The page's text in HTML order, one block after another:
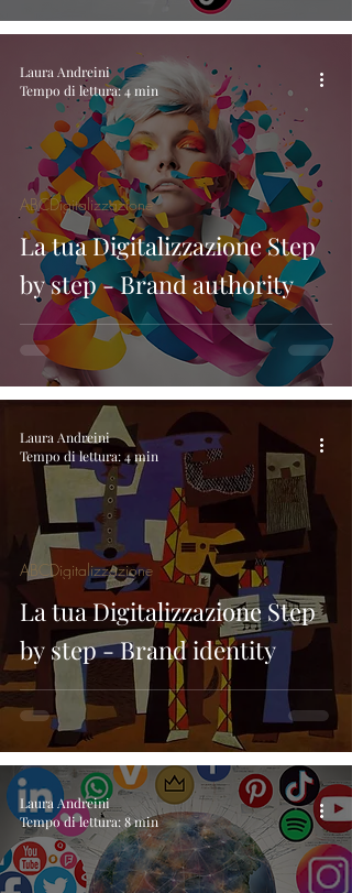
La tua Digitalizzazione Step
by step - Brand authority
ABCDigitalizzazione
Laura Andreini
Tempo di lettura: 4 min
La tua Digitalizzazione Step
by step - Brand identity
ABCDigitalizzazione
Laura Andreini
Tempo di lettura: 4 min
Laura Andreini
Tempo di lettura: 8 min